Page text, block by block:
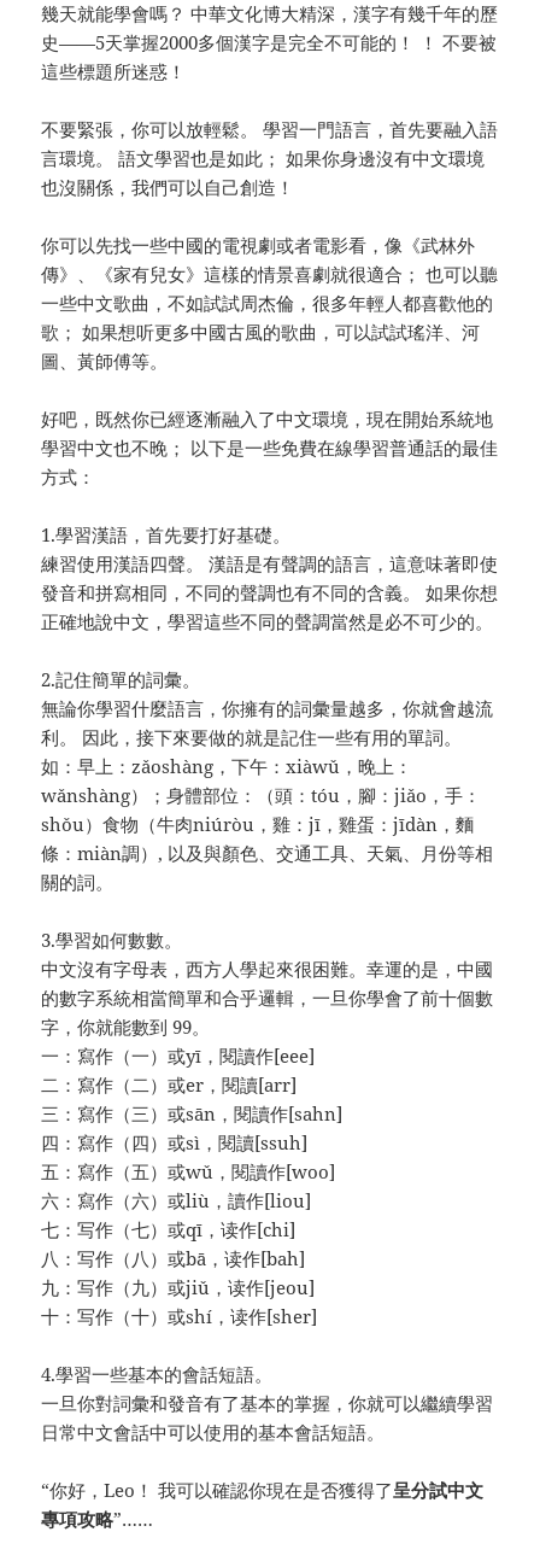
幾天就能學會嗎？ 中華文化博大精深，漢字有幾千年的歷
史——5天掌握2000多個漢字是完全不可能的！ ！ 不要被
這些標題所迷惑！
不要緊張，你可以放輕鬆。 學習一門語言，首先要融入語
言環境。 語文學習也是如此； 如果你身邊沒有中文環境
也沒關係，我們可以自己創造！
你可以先找一些中國的電視劇或者電影看，像《武林外
傳》、《家有兒女》這樣的情景喜劇就很適合； 也可以聽
一些中文歌曲，不如試試周杰倫，很多年輕人都喜歡他的
歌； 如果想听更多中國古風的歌曲，可以試試瑤洋、河
圖、黃師傅等。
好吧，既然你已經逐漸融入了中文環境，現在開始系統地
學習中文也不晚； 以下是一些免費在線學習普通話的最佳
方式：
1.學習漢語，首先要打好基礎。
練習使用漢語四聲。 漢語是有聲調的語言，這意味著即使
發音和拼寫相同，不同的聲調也有不同的含義。 如果你想
正確地說中文，學習這些不同的聲調當然是必不可少的。
2.記住簡單的詞彙。
無論你學習什麼語言，你擁有的詞彙量越多，你就會越流
利。 因此，接下來要做的就是記住一些有用的單詞。
如：早上：zǎoshàng，下午：xiàwǔ，晚上：
wǎnshàng）；身體部位：（頭：tóu，腳：jiǎo，手：
shǒu）食物（牛肉niúròu，雞：jī，雞蛋：jīdàn，麵
條：miàn調）, 以及與顏色、交通工具、天氣、月份等相
關的詞。
3.學習如何數數。
中文沒有字母表，西方人學起來很困難。幸運的是，中國
的數字系統相當簡單和合乎邏輯，一旦你學會了前十個數
字，你就能數到 99。
一：寫作（一）或yī，閱讀作[eee]
二：寫作（二）或er，閱讀[arr]
三：寫作（三）或sān，閱讀作[sahn]
四：寫作（四）或sì，閱讀[ssuh]
五：寫作（五）或wǔ，閱讀作[woo]
六：寫作（六）或liù，讀作[liou]
七：写作（七）或qī，读作[chi]
八：写作（八）或bā，读作[bah]
九：写作（九）或jiǔ，读作[jeou]
十：写作（十）或shí，读作[sher]
4.學習一些基本的會話短語。
一旦你對詞彙和發音有了基本的掌握，你就可以繼續學習
日常中文會話中可以使用的基本會話短語。
“你好，Leo！ 我可以確認你現在是否獲得了呈分試中文
專項攻略”……